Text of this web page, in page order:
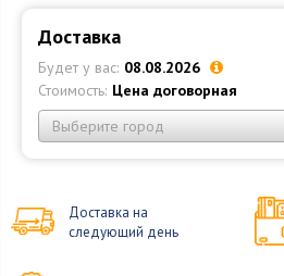
Доставка
Будет у вас: 08.08.2026
Стоимость: Цена договорная
Выберите город
Доставка на
следующий день